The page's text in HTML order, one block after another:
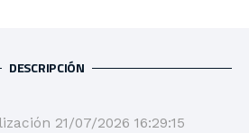
DESCRIPCIÓN
21/07/2026 16:29:15